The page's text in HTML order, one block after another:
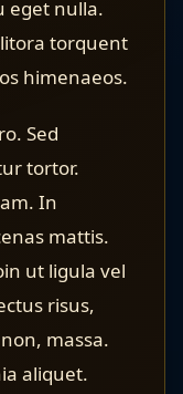
eget nulla.
litora torquent
himenaeos.
Sed
tortor.
In
mattis.
ut ligula vel
risus,
massa.
aliquet.